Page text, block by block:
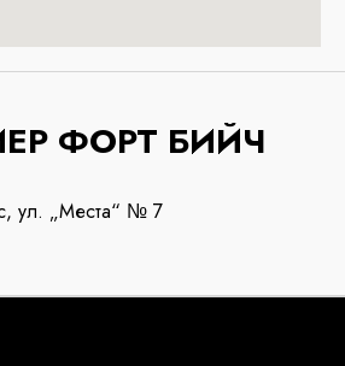
ФОРТ БИЙЧ
ул. „Места“ № 7